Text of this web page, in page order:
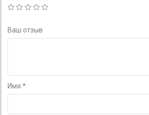
Ваш отзыв
Имя *